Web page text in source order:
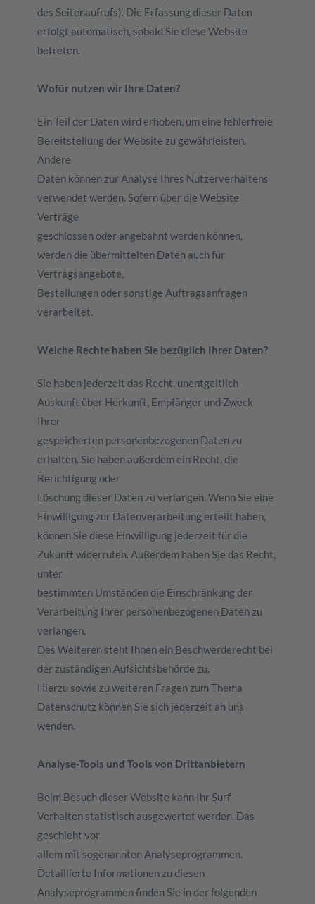
des Seitenaufrufs). Die Erfassung dieser Daten
erfolgt automatisch, sobald Sie diese Website
betreten.
Wofür nutzen wir Ihre Daten?
Ein Teil der Daten wird erhoben, um eine fehlerfreie
Bereitstellung der Website zu gewährleisten.
Andere
Daten können zur Analyse Ihres Nutzerverhaltens
verwendet werden. Sofern über die Website
Verträge
geschlossen oder angebahnt werden können,
werden die übermittelten Daten auch für
Vertragsangebote,
Bestellungen oder sonstige Auftragsanfragen
verarbeitet.
Welche Rechte haben Sie bezüglich Ihrer Daten?
Sie haben jederzeit das Recht, unentgeltlich
Auskunft über Herkunft, Empfänger und Zweck
Ihrer
gespeicherten personenbezogenen Daten zu
erhalten. Sie haben außerdem ein Recht, die
Berichtigung oder
Löschung dieser Daten zu verlangen. Wenn Sie eine
Einwilligung zur Datenverarbeitung erteilt haben,
können Sie diese Einwilligung jederzeit für die
Zukunft widerrufen. Außerdem haben Sie das Recht,
unter
bestimmten Umständen die Einschränkung der
Verarbeitung Ihrer personenbezogenen Daten zu
verlangen.
Des Weiteren steht Ihnen ein Beschwerderecht bei
der zuständigen Aufsichtsbehörde zu.
Hierzu sowie zu weiteren Fragen zum Thema
Datenschutz können Sie sich jederzeit an uns
wenden.
Analyse-Tools und Tools von Drittanbietern
Beim Besuch dieser Website kann Ihr Surf-
Verhalten statistisch ausgewertet werden. Das
geschieht vor
allem mit sogenannten Analyseprogrammen.
Detaillierte Informationen zu diesen
Analyseprogrammen finden Sie in der folgenden